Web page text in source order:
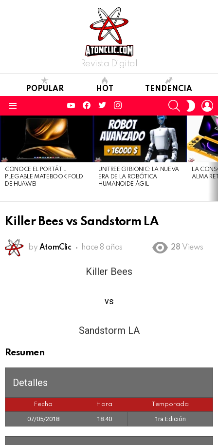
Revista Digital
POPULAR HOT TENDENCIA
YouTubeFacebook
TwitterInstagram SEARCH
SKIN
STORIES
CONOCE EL PORTÁTIL
PLEGABLE MATEBOOK FOLD
DE HUAWEI
UNITREE G1 BIONIC: LA NUEVA
ERA DE LA ROBÓTICA
HUMANOIDE ÁGIL
LA
ALMA
Killer Bees vs Sandstorm LA
by AtomClic hace 8 años 28 Views
Killer Bees
vs
Sandstorm LA
Resumen
Detalles
Fecha Hora Temporada
07/05/2018 18:40 1ra Edición